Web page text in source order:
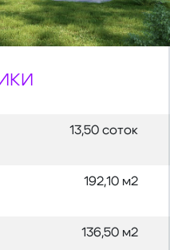
13,50 соток
192,10 м2
136,50 м2